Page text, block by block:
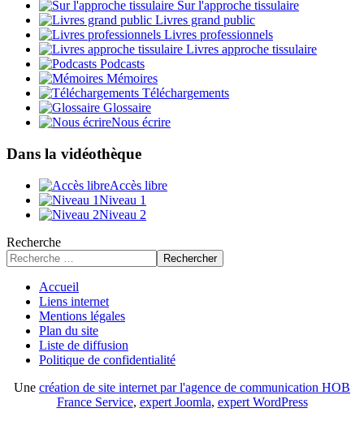
Sur l'approche tissulaire
Livres grand public
Livres professionnels
Livres approche tissulaire
Podcasts
Mémoires
Téléchargements
Glossaire
Nous écrire
Dans la vidéothèque
Accès libre
Niveau 1
Niveau 2
Recherche
Rechercher
Accueil
Liens internet
Mentions légales
Plan du site
Liste de diffusion
Politique de confidentialité
Une création de site internet par l'agence de communication HOB
France Service, expert Joomla, expert WordPress